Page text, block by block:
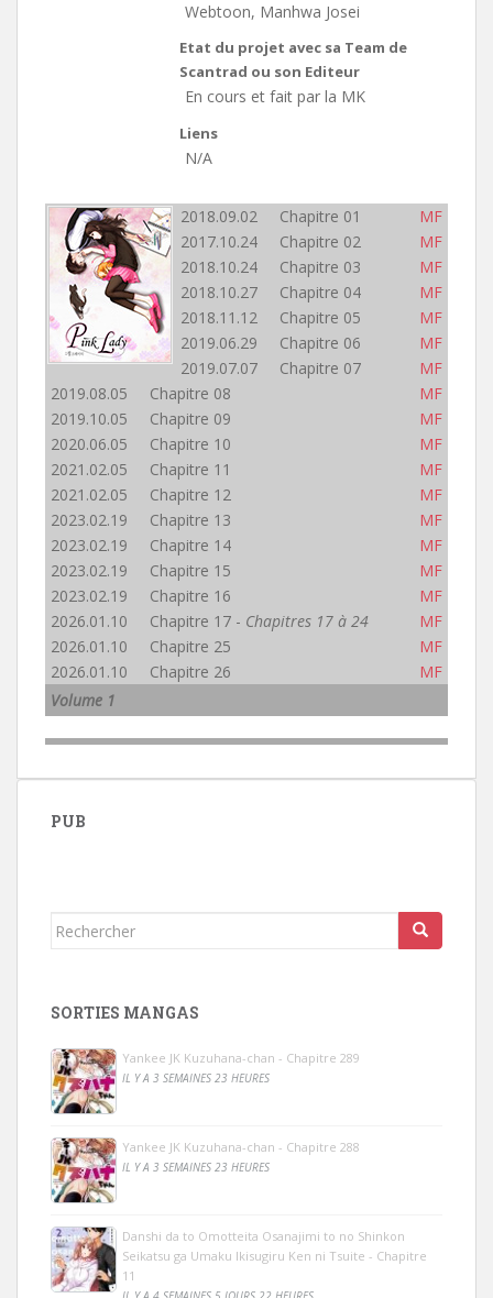
Webtoon, Manhwa Josei
Etat du projet avec sa Team de
Scantrad ou son Editeur
En cours et fait par la MK
Liens
N/A
2018.09.02 Chapitre 01
MF
2017.10.24 Chapitre 02
MF
2018.10.24 Chapitre 03
MF
2018.10.27 Chapitre 04
MF
2018.11.12 Chapitre 05
MF
2019.06.29 Chapitre 06
MF
2019.07.07 Chapitre 07
MF
2019.08.05 Chapitre 08
MF
2019.10.05 Chapitre 09
MF
2020.06.05 Chapitre 10
MF
2021.02.05 Chapitre 11
MF
2021.02.05 Chapitre 12
MF
2023.02.19 Chapitre 13
MF
2023.02.19 Chapitre 14
MF
2023.02.19 Chapitre 15
MF
2023.02.19 Chapitre 16
MF
2026.01.10 Chapitre 17 - Chapitres 17 à 24
MF
2026.01.10 Chapitre 25
MF
2026.01.10 Chapitre 26
MF
Volume 1
PUB
Rechercher...
SORTIES MANGAS
Yankee JK Kuzuhana-chan - Chapitre 289
IL Y A 3 SEMAINES 23 HEURES
Yankee JK Kuzuhana-chan - Chapitre 288
IL Y A 3 SEMAINES 23 HEURES
Danshi da to Omotteita Osanajimi to no Shinkon
Seikatsu ga Umaku Ikisugiru Ken ni Tsuite - Chapitre
11